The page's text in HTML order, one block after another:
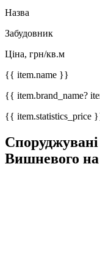
Назва
Забудовник
Ціна, грн/кв.м
{{ item.name }}
{{ item.brand_name?
{{ item.statistics_price
Вишневого на